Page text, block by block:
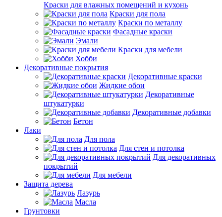
Краски для влажных помещений и кухонь
Краски для пола
Краски по металлу
Фасадные краски
Эмали
Краски для мебели
Хобби
Декоративные покрытия
Декоративные краски
Жидкие обои
Декоративные
штукатурки
Декоративные добавки
Бетон
Лаки
Для пола
Для стен и потолка
Для декоративных
покрытий
Для мебели
Защита дерева
Лазурь
Масла
Грунтовки